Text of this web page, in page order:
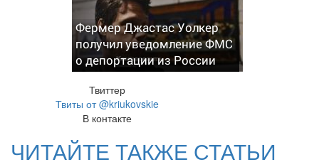
Фермер Джастас Уолкер
получил уведомление ФМС
о депортации из России
Твиттер
Твиты от @kriukovskie
В контакте
ЧИТАЙТЕ ТАКЖЕ СТАТЬИ